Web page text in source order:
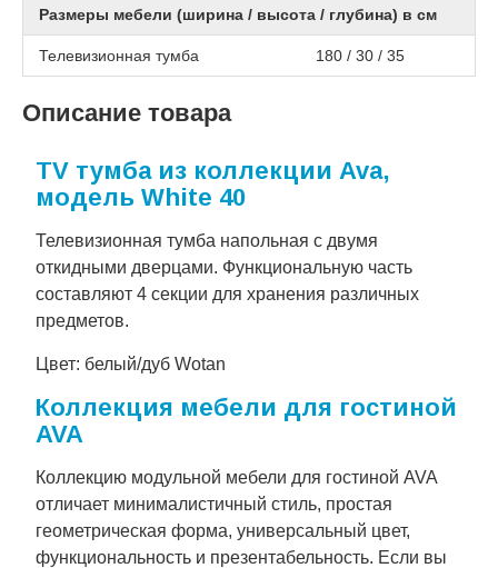
Размеры мебели (ширина / высота / глубина) в см
Телевизионная тумба 180 / 30 / 35
Описание товара
TV тумба из коллекции Ava,
модель White 40
Телевизионная тумба напольная с двумя
откидными дверцами. Функциональную часть
составляют 4 секции для хранения различных
предметов.
Цвет: белый/дуб Wotan
Коллекция мебели для гостиной
AVA
Коллекцию модульной мебели для гостиной AVA
отличает минималистичный стиль, простая
геометрическая форма, универсальный цвет,
функциональность и презентабельность. Если вы